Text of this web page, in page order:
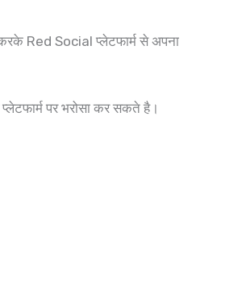
Red Social प्लेटफार्म से अपना
पर भरोसा कर सकते है।